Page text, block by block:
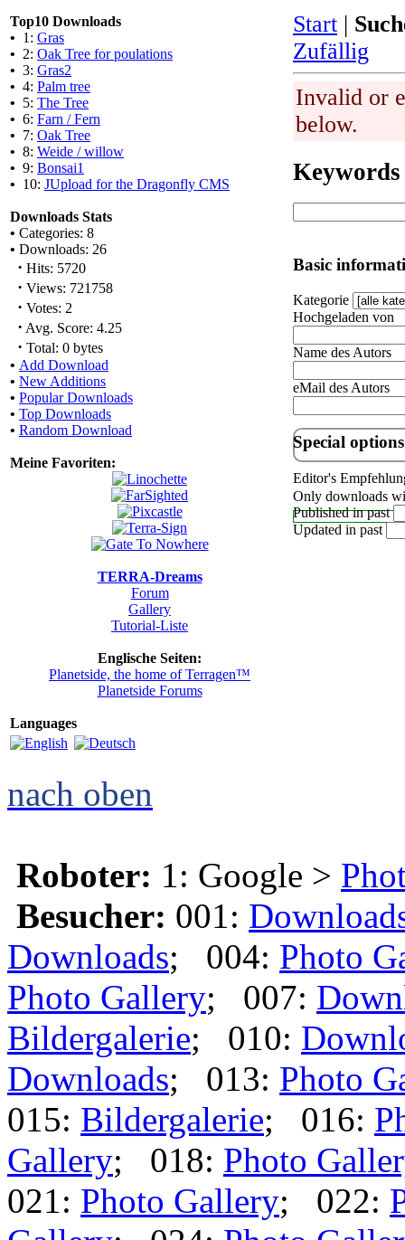
Top10 Downloads
• 1: Gras
• 2: Oak Tree for poulations
• 3: Gras2
• 4: Palm tree
• 5: The Tree
• 6: Farn / Fern
• 7: Oak Tree
• 8: Weide / willow
• 9: Bonsai1
• 10: JUpload for the Dragonfly CMS
Downloads Stats
• Categories: 8
• Downloads: 26
· Hits: 5720
· Views: 721758
· Votes: 2
· Avg. Score: 4.25
· Total: 0 bytes
• Add Download
• New Additions
• Popular Downloads
• Top Downloads
• Random Download
Meine Favoriten:
TERRA-Dreams
Forum
Gallery
Tutorial-Liste
Englische Seiten:
Planetside, the home of Terragen™
Planetside Forums
Languages
Start |
Zufällig
Invalid or
below.
Keywords
Basic
Kategorie
Hochgeladen von
Name des Autors
eMail des Autors
Special options
Editor's
Only downloads
Published in past
Updated in past
nach oben
Roboter: 1: Google >
Besucher: 001:
Downloads; 004: Photo
Photo Gallery; 007:
Bildergalerie; 010:
Downloads; 013: Photo
015: Bildergalerie; 016:
Gallery; 018: Photo
021: Photo Gallery; 022: